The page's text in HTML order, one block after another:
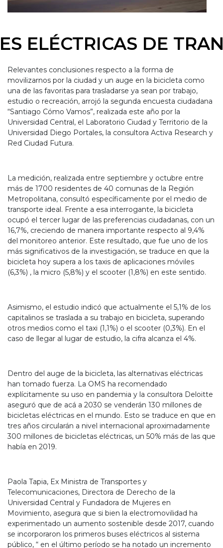
ELÉCTRICAS DE
Relevantes conclusiones respecto a la forma de
movilizarnos por la ciudad y un auge en la bicicleta como
una de las favoritas para trasladarse ya sean por trabajo,
estudio o recreación, arrojó la segunda encuesta ciudadana
“Santiago Cómo Vamos”, realizada este año por la
Universidad Central, el Laboratorio Ciudad y Territorio de la
Universidad Diego Portales, la consultora Activa Research y
Red Ciudad Futura.
La medición, realizada entre septiembre y octubre entre
más de 1700 residentes de 40 comunas de la Región
Metropolitana, consultó específicamente por el medio de
transporte ideal. Frente a esa interrogante, la bicicleta
ocupó el tercer lugar de las preferencias ciudadanas, con un
16,7%, creciendo de manera importante respecto al 9,4%
del monitoreo anterior. Este resultado, que fue uno de los
más significativos de la investigación, se traduce en que la
bicicleta hoy supera a los taxis de aplicaciones móviles
(6,3%) , la micro (5,8%) y el scooter (1,8%) en este sentido.
Asimismo, el estudio indicó que actualmente el 5,1% de los
capitalinos se traslada a su trabajo en bicicleta, superando
otros medios como el taxi (1,1%) o el scooter (0,3%). En el
caso de llegar al lugar de estudio, la cifra alcanza el 4%.
Dentro del auge de la bicicleta, las alternativas eléctricas
han tomado fuerza. La OMS ha recomendado
explícitamente su uso en pandemia y la consultora Deloitte
aseguró que de acá a 2030 se venderán 130 millones de
bicicletas eléctricas en el mundo. Esto se traduce en que en
tres años circularán a nivel internacional aproximadamente
300 millones de bicicletas eléctricas, un 50% más de las que
había en 2019.
Paola Tapia, Ex Ministra de Transportes y
Telecomunicaciones, Directora de Derecho de la
Universidad Central y Fundadora de Mujeres en
Movimiento, asegura que si bien la electromovilidad ha
experimentado un aumento sostenible desde 2017, cuando
se incorporaron los primeros buses eléctricos al sistema
público, “ en el último período se ha notado un incremento